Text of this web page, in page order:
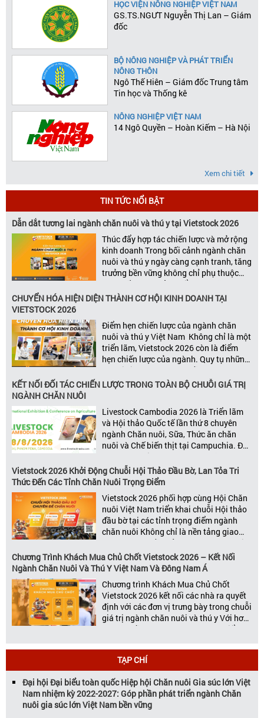
HỌC VIỆN NÔNG NGHIỆP VIỆT NAM
GS.TS.NGƯT Nguyễn Thị Lan – Giám
đốc
BỘ NÔNG NGHIỆP VÀ PHÁT TRIỂN
NÔNG THÔN
Ngô Thế Hiên – Giám đốc Trung tâm
Tin học và Thống kê
NÔNG NGHIỆP VIỆT NAM
14 Ngô Quyền – Hoàn Kiếm – Hà Nội
Xem chi tiết
TIN TỨC NỔI BẬT
Dẫn dắt tương lai ngành chăn nuôi và thú y tại Vietstock 2026
Thúc đẩy hợp tác chiến lược và mở rộng
kinh doanh Trong bối cảnh ngành chăn
nuôi và thú y ngày càng cạnh tranh, tăng
trưởng bền vững không chỉ phụ thuộc
vào chất lượng sản phẩm hay năng lực
đổi mới, mà còn được thúc đẩy bởi khả
năng xây dựng các mối quan […]
CHUYỂN HÓA HIỆN DIỆN THÀNH CƠ HỘI KINH DOANH TẠI
VIETSTOCK 2026
Điểm hẹn chiến lược của ngành chăn
nuôi và thú y Việt Nam Không chỉ là một
triển lãm, Vietstock 2026 còn là điểm
hẹn chiến lược của ngành. Quy tụ những
đơn vị kinh doanh hàng đầu, những lãnh
đạo và nhà cung cấp trong chuỗi giá
trị ngành, Vietstock mang đến nền tảng
giá trị […]
KẾT NỐI ĐỐI TÁC CHIẾN LƯỢC TRONG TOÀN BỘ CHUỖI GIÁ TRỊ
NGÀNH CHĂN NUÔI
Livestock Cambodia 2026 là Triển lãm
và Hội thảo Quốc tế lần thứ 8 chuyên
ngành Chăn nuôi, Sữa, Thức ăn chăn
nuôi và Chế biến thịt tại Campuchia. Đây
được đánh giá là một trong những sự
kiện thương mại thường niên uy tín và
đáng chú ý nhất của ngành nông nghiệp
– chăn […]
Vietstock 2026 Khởi Động Chuỗi Hội Thảo Đầu Bờ, Lan Tỏa Tri
Thức Đến Các Tỉnh Chăn Nuôi Trọng Điểm
Vietstock 2026 phối hợp cùng Hội Chăn
nuôi Việt Nam triển khai chuỗi Hội thảo
đầu bờ tại các tỉnh trọng điểm ngành
chăn nuôi Không chỉ là nền tảng giao
thương hàng đầu của ngành chăn nuôi
và thú y, Vietstock còn là triển lãm duy
nhất tại Việt Nam tổ chức thường niên
Chương Trình Khách Mua Chủ Chốt Vietstock 2026 – Kết Nối
Ngành Chăn Nuôi Và Thú Y Việt Nam Và Đông Nam Á
Chương trình Khách Mua Chủ Chốt
Vietstock 2026 kết nối các nhà ra quyết
định với các đơn vị trưng bày trong chuỗi
giá trị ngành chăn nuôi và thú y Với hơn
20 năm đồng hành cùng sự phát triển
Vietstock đã khẳng định vị thế là triển […]
TẠP CHÍ
Đại hội Đại biểu toàn quốc Hiệp hội Chăn nuôi Gia súc lớn Việt
Nam nhiệm kỳ 2022-2027: Góp phần phát triển ngành Chăn
nuôi gia súc lớn Việt Nam bền vững